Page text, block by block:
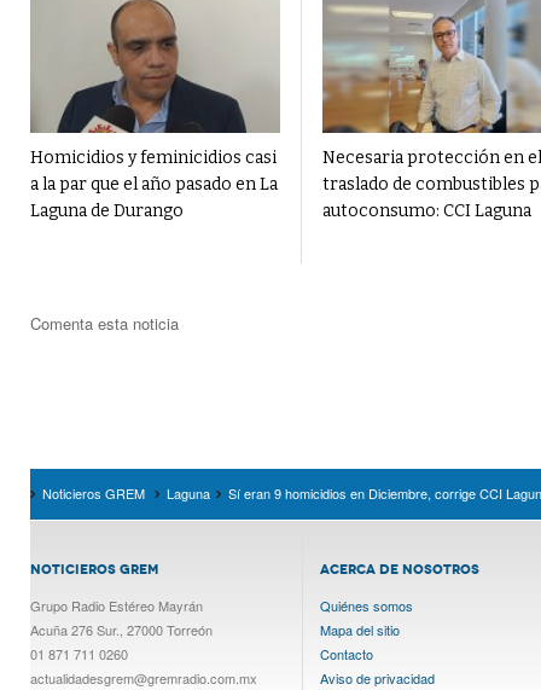
Homicidios y feminicidios casi
a la par que el año pasado en La
Laguna de Durango
Necesaria protección en el
traslado de combustibles
autoconsumo: CCI Laguna
Comenta esta noticia
Noticieros GREM Laguna Sí eran 9 homicidios en Diciembre, corrige CCI
NOTICIEROS GREM
Grupo Radio Estéreo Mayrán
Acuña 276 Sur., 27000 Torreón
01 871 711 0260
actualidadesgrem@gremradio.com.mx
ACERCA DE NOSOTROS
Quiénes somos
Mapa del sitio
Contacto
Aviso de privacidad